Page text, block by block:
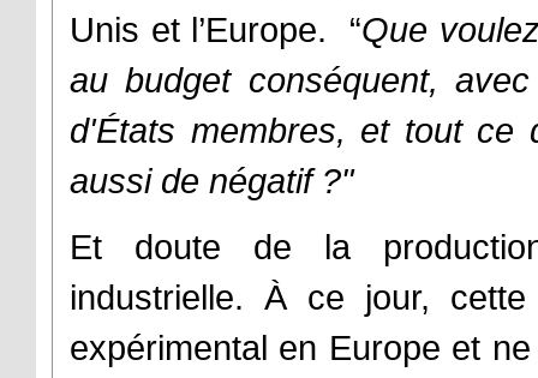
Unis et l’Europe. “Que
au budget conséquent,
d'États membres, et tout ce
aussi de négatif ?"
Et doute de la
industrielle. À ce jour,
expérimental en Europe et